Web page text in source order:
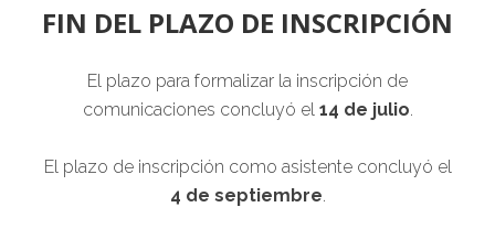
FIN DEL PLAZO DE INSCRIPCIÓN
El plazo para formalizar la inscripción de
comunicaciones concluyó el 14 de julio.
El plazo de inscripción como asistente concluyó el
4 de septiembre.